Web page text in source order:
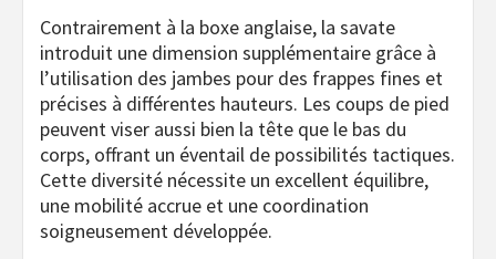
Contrairement à la boxe anglaise, la savate
introduit une dimension supplémentaire grâce à
l’utilisation des jambes pour des frappes fines et
précises à différentes hauteurs. Les coups de pied
peuvent viser aussi bien la tête que le bas du
corps, offrant un éventail de possibilités tactiques.
Cette diversité nécessite un excellent équilibre,
une mobilité accrue et une coordination
soigneusement développée.